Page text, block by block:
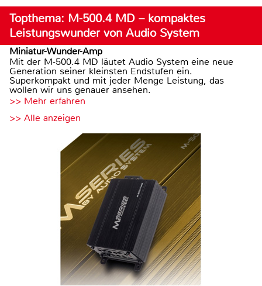
Topthema: M-500.4 MD – kompaktes
Leistungswunder von Audio System
Miniatur-Wunder-Amp
Mit der M-500.4 MD läutet Audio System eine neue
Generation seiner kleinsten Endstufen ein.
Superkompakt und mit jeder Menge Leistung, das
wollen wir uns genauer ansehen.
>> Mehr erfahren
>> Alle anzeigen